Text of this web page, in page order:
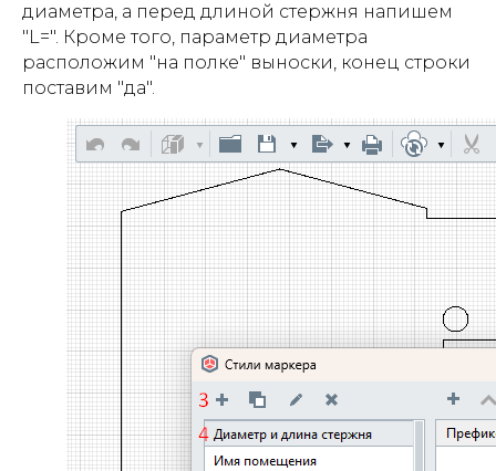
диаметра, а перед длиной стержня напишем
"L=". Кроме того, параметр диаметра
расположим "на полке" выноски, конец строки
поставим "да".